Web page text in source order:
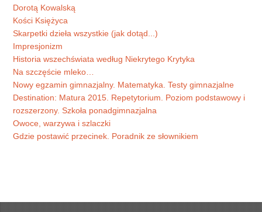
Dorotą Kowalską
Kości Księżyca
Skarpetki dzieła wszystkie (jak dotąd...)
Impresjonizm
Historia wszechświata według Niekrytego Krytyka
Na szczęście mleko…
Nowy egzamin gimnazjalny. Matematyka. Testy gimnazjalne
Destination: Matura 2015. Repetytorium. Poziom podstawowy i
rozszerzony. Szkoła ponadgimnazjalna
Owoce, warzywa i szlaczki
Gdzie postawić przecinek. Poradnik ze słownikiem